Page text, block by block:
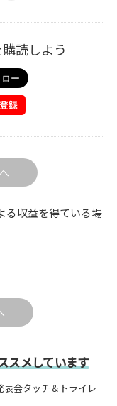
読しよう
る収益を得ている場
スメしています
会タッチ＆トライレ